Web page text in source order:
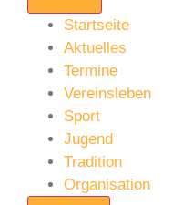
Startseite
Aktuelles
Termine
Vereinsleben
Sport
Jugend
Tradition
Organisation